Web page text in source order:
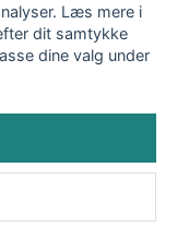
Læs mere i
dit samtykke
dine valg under